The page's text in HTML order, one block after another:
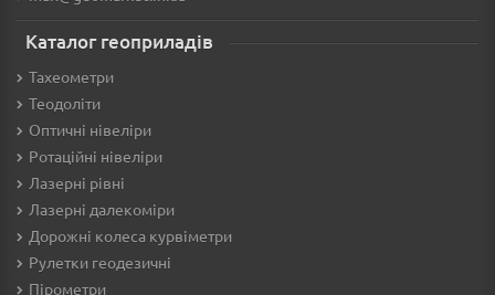
Каталог геоприладів
Тахеометри
Теодоліти
Оптичні нівеліри
Ротаційні нівеліри
Лазерні рівні
Лазерні далекоміри
Дорожні колеса курвіметри
Рулетки геодезичні
Пірометри